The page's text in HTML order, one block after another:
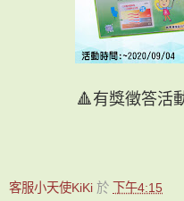
🔺有獎徵答活
客服小天使KiKi 於 下午4:15